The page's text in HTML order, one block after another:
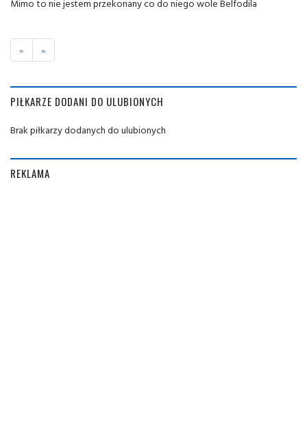
Mimo to nie jestem przekonany co do niego wole Belfodila
« »
PIŁKARZE DODANI DO ULUBIONYCH
Brak piłkarzy dodanych do ulubionych
REKLAMA